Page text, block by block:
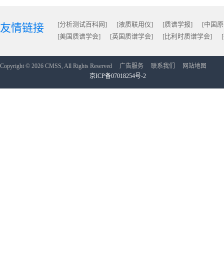
友情链接 [分析测试百科网] [液质联用仪] [质谱学报]
[中国
[美国质谱学会]
[英国质谱学会] [比利时质谱学会]
Copyright © 2026 CMSS, All Rights Reserved 广告服务 联系我们
网站地图
京ICP备07018254号-2